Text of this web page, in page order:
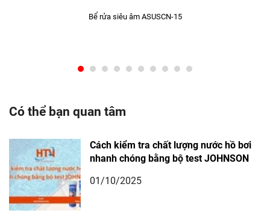
Bể rửa siêu âm ASUSCN-15
Có thể bạn quan tâm
Cách kiểm tra chất lượng nước hồ bơi
nhanh chóng bằng bộ test JOHNSON
01/10/2025